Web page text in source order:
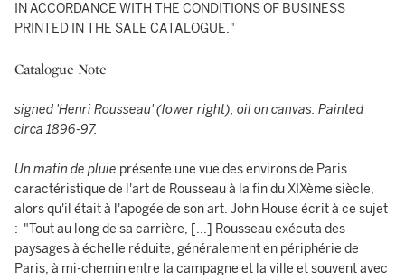
IN ACCORDANCE WITH THE CONDITIONS OF BUSINESS
PRINTED IN THE SALE CATALOGUE."
Catalogue Note
signed 'Henri Rousseau'(lower right), oil on canvas. Painted
circa 1896-97.
Un matin de pluie présente une vue des environs de Paris
caractéristique de l'art de Rousseau à la fin du XIXème siècle,
alors qu'il était à l'apogée de son art. John House écrit à ce sujet
: "Tout au long de sa carrière, [...] Rousseau exécuta des
paysages à échelle réduite, généralement en périphérie de
Paris, à mi-chemin entre la campagne et la ville et souvent avec